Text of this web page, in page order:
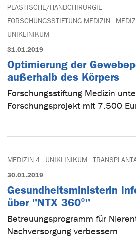
PLASTISCHE/HANDCHIRURGIE
FORSCHUNGSSTIFTUNG MEDIZIN
UNIKLINIKUM
31.01.2019
Optimierung der
außerhalb des Körpers
Forschungsstiftung Medizin
Forschungsprojekt mit 7.500
MEDIZIN 4 UNIKLINIKUM
30.01.2019
Gesundheitsministerin
über "NTX 360°"
Betreuungsprogramm für
Nachversorgung verbessern